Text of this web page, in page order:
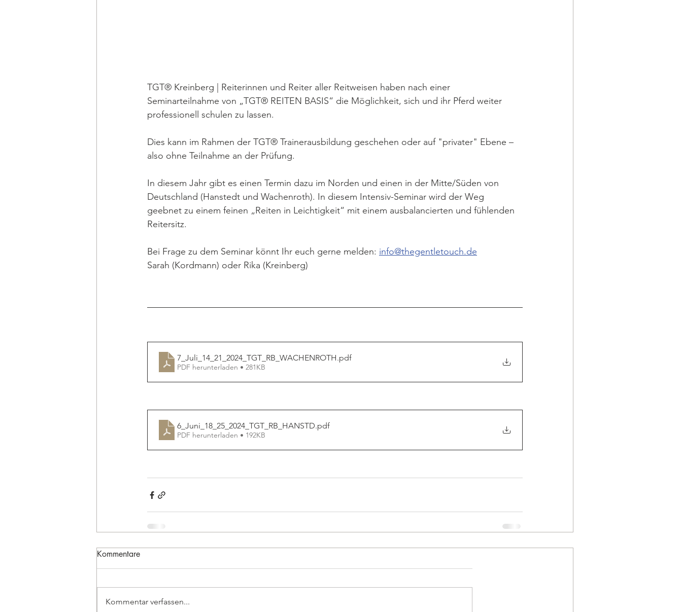
TGT® Kreinberg | Reiterinnen und Reiter aller Reitweisen haben nach einer
Seminarteilnahme von „TGT® REITEN BASIS“ die Möglichkeit, sich und ihr Pferd weiter
professionell schulen zu lassen.
Dies kann im Rahmen der TGT® Trainerausbildung geschehen oder auf "privater" Ebene –
also ohne Teilnahme an der Prüfung.
In diesem Jahr gibt es einen Termin dazu im Norden und einen in der Mitte/Süden von
Deutschland (Hanstedt und Wachenroth). In diesem Intensiv-Seminar wird der Weg
geebnet zu einem feinen „Reiten in Leichtigkeit“ mit einem ausbalancierten und fühlenden
Reitersitz.
Bei Frage zu dem Seminar könnt Ihr euch gerne melden: info@thegentletouch.de
Sarah (Kordmann) oder Rika (Kreinberg)
7_Juli_14_21_2024_TGT_RB_WACHENROTH.pdf
PDF herunterladen • 281KB
6_Juni_18_25_2024_TGT_RB_HANSTD.pdf
PDF herunterladen • 192KB
Kommentare
Kommentar verfassen...